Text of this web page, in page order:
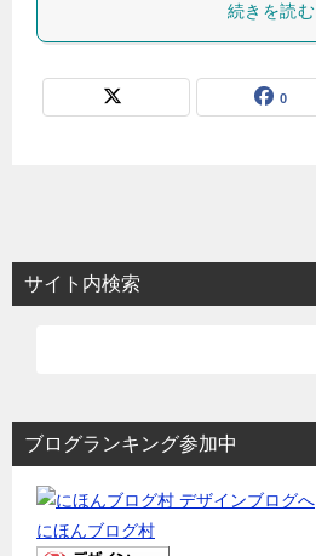
続きを読む
0
サイト内検索
ブログランキング参加中
にほんブログ村